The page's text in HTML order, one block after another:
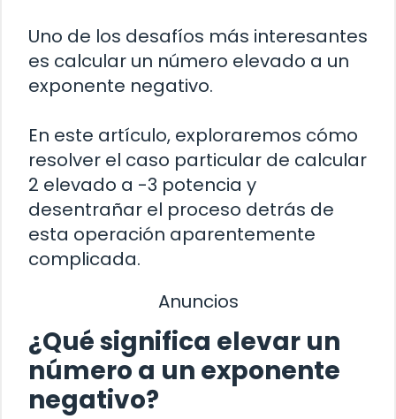
Uno de los desafíos más interesantes
es calcular un número elevado a un
exponente negativo.
En este artículo, exploraremos cómo
resolver el caso particular de calcular
2 elevado a -3 potencia y
desentrañar el proceso detrás de
esta operación aparentemente
complicada.
Anuncios
¿Qué significa elevar un
número a un exponente
negativo?